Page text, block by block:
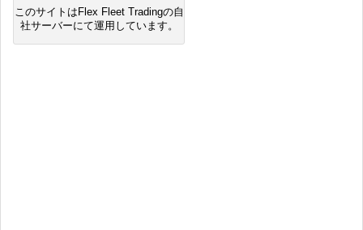
このサイトはFlex Fleet Tradingの自
社サーバーにて運用しています。